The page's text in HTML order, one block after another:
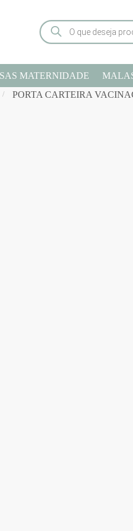
MATERNIDADE
/ PORTA CARTEIRA